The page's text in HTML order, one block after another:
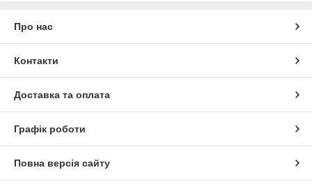
Про нас
Контакти
Доставка та оплата
Графік роботи
Повна версія сайту